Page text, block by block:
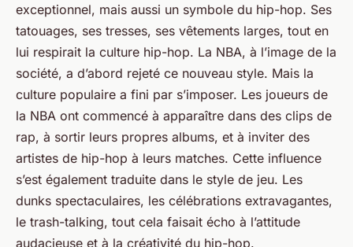
exceptionnel, mais aussi un symbole du hip-hop. Ses
tatouages, ses tresses, ses vêtements larges, tout en
lui respirait la culture hip-hop. La NBA, à l’image de la
société, a d’abord rejeté ce nouveau style. Mais la
culture populaire a fini par s’imposer. Les joueurs de
la NBA ont commencé à apparaître dans des clips de
rap, à sortir leurs propres albums, et à inviter des
artistes de hip-hop à leurs matches. Cette influence
s’est également traduite dans le style de jeu. Les
dunks spectaculaires, les célébrations extravagantes,
le trash-talking, tout cela faisait écho à l’attitude
audacieuse et à la créativité du hip-hop.